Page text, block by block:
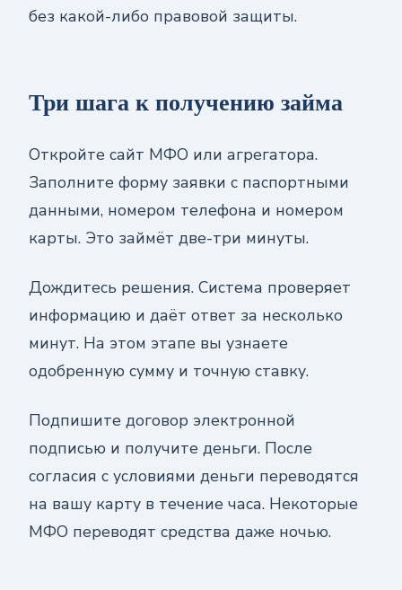
без какой-либо правовой защиты.
Три шага к получению займа
Откройте сайт МФО или агрегатора.
Заполните форму заявки с паспортными
данными, номером телефона и номером
карты. Это займёт две-три минуты.
Дождитесь решения. Система проверяет
информацию и даёт ответ за несколько
минут. На этом этапе вы узнаете
одобренную сумму и точную ставку.
Подпишите договор электронной
подписью и получите деньги. После
согласия с условиями деньги переводятся
на вашу карту в течение часа. Некоторые
МФО переводят средства даже ночью.